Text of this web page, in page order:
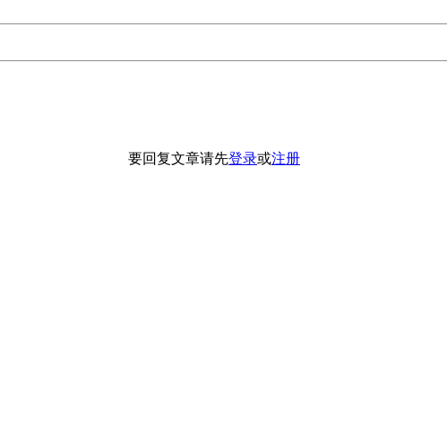
要回复文章请先登录或注册